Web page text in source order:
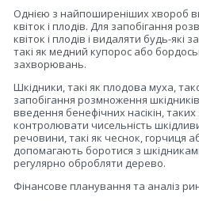
Однією з найпоширеніших хвороб
квіток і плодів. Для запобігання
квіток і плодів і видаляти будь-
такі як медний купорос або
захворювань.
Шкідники, такі як плодова муха,
запобігання розмноження
введення бенефічних насікін,
контролювати чисельність
речовини, такі як чеснок, горчиця
допомагають боротися з
регулярно обробляти дерево.
Фінансове планування та аналіз